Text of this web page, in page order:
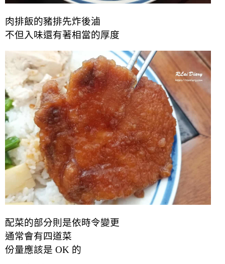
肉排飯的豬排先炸後滷
不但入味還有著相當的厚度
配菜的部分則是依時令變更
通常會有四道菜
份量應該是 OK 的